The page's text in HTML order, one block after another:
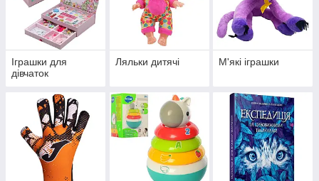
Іграшки для
дівчаток
Ляльки дитячі М'які іграшки